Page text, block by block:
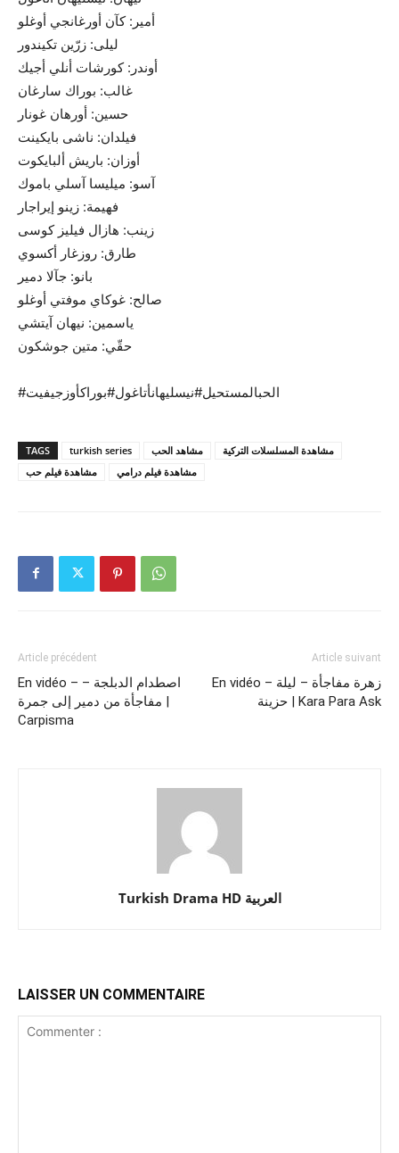
أمير: كآن أورغانجي أوغلو
ليلى: زرّين تكيندور
أوندر: كورشات أنلي أجيك
غالب: بوراك سارغان
حسين: أورهان غونار
فيلدان: ناشى بايكينت
أوزان: باريش ألبايكوت
آسو: ميليسا آسلي باموك
فهيمة: زينو إيراجار
زينب: هازال فيليز كوسى
طارق: روزغار أكسوي
بانو: جآلا دمير
صالح: غوكاي موفتي أوغلو
ياسمين: نيهان آيتشي
حقّي: متين جوشكون
#الحبالمستحيل#نيسليهانأتاغول#بوراكأوزجيفيت
TAGS turkish series مشاهد الحب
مشاهدة المسلسلات التركية
مشاهدة فيلم حب
مشاهدة فيلم درامي
Article précédent
En vidéo – اصطدام الدبلجة –
مفاجأة من دمير إلى جمرة |
Carpisma
Article suivant
En vidéo – زهرة مفاجأة – ليلة
حزينة | Kara Para Ask
Turkish Drama HD العربية
LAISSER UN COMMENTAIRE